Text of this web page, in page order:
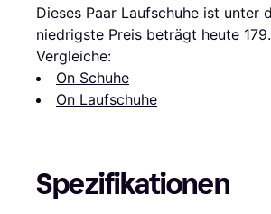
Dieses Paar Laufschuhe ist unter
niedrigste Preis beträgt heute
Vergleiche:
On Schuhe
On Laufschuhe
Spezifikationen